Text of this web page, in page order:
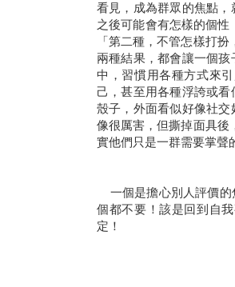
看見，成為群眾的焦點
之後可能會有怎樣的個
「第二種，不管怎樣打
兩種結果，都會讓一個
中，習慣用各種方式來
己，甚至用各種浮誇或
殼子，外面看似好像社
像很厲害，但撕掉面具後
實他們只是一群需要掌聲
一個是擔心別人評價的
個都不要！該是回到自
定！